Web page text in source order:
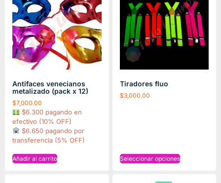
Antifaces venecianos
metalizado (pack x 12)
$7,000.00
$6.300 pagando en
efectivo (10% OFF)
$6.650 pagando por
transferencia (5% OFF)
Añadir al carrito
Tiradores fluo
$3,000.00
Seleccionar opciones